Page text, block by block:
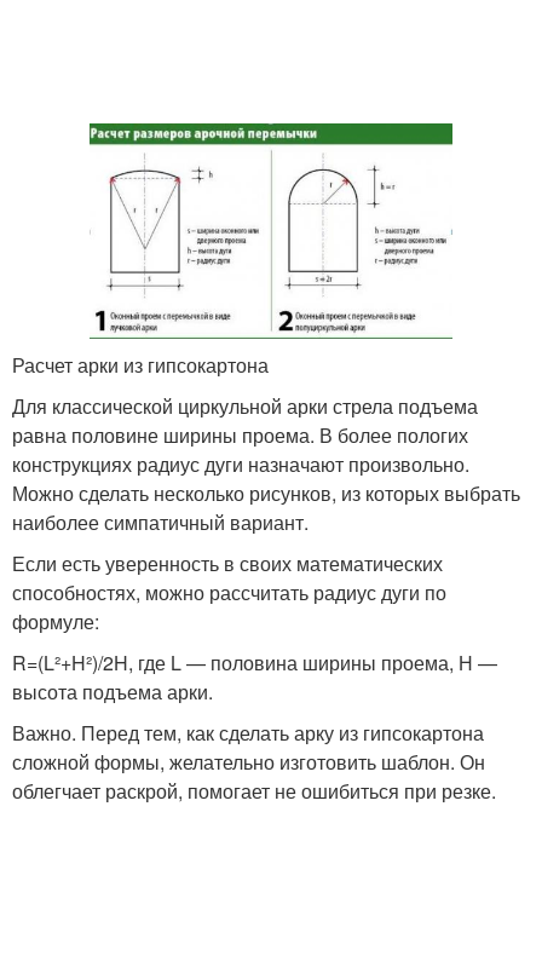
Расчет арки из гипсокартона
Для классической циркульной арки стрела подъема
равна половине ширины проема. В более пологих
конструкциях радиус дуги назначают произвольно.
Можно сделать несколько рисунков, из которых выбрать
наиболее симпатичный вариант.
Если есть уверенность в своих математических
способностях, можно рассчитать радиус дуги по
формуле:
R=(L²+H²)/2H, где L — половина ширины проема, Н —
высота подъема арки.
Важно. Перед тем, как сделать арку из гипсокартона
сложной формы, желательно изготовить шаблон. Он
облегчает раскрой, помогает не ошибиться при резке.